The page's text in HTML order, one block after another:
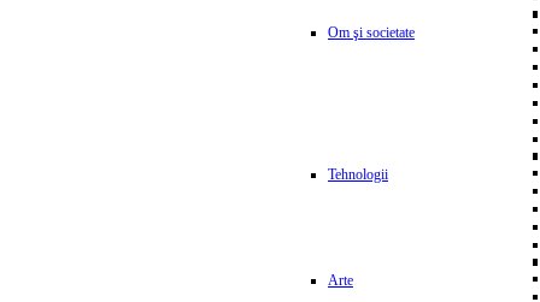
Om şi societate
Tehnologii
Arte